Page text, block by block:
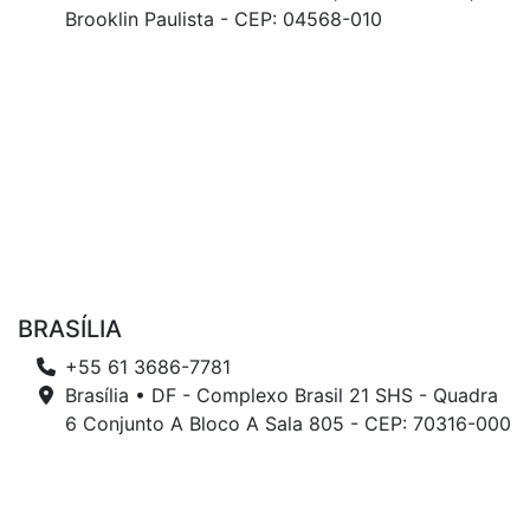
Brooklin Paulista - CEP: 04568-010
BRASÍLIA
+55 61 3686-7781
Brasília • DF - Complexo Brasil 21 SHS - Quadra
6 Conjunto A Bloco A Sala 805 - CEP: 70316-000